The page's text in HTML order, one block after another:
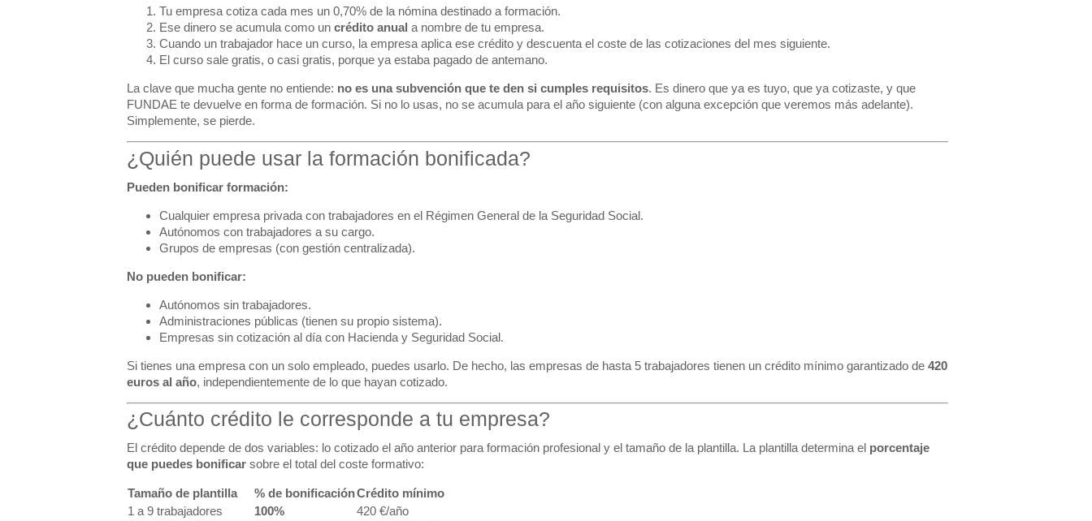
Tu empresa cotiza cada mes un 0,70% de la nómina destinado a formación.
Ese dinero se acumula como un crédito anual a nombre de tu empresa.
Cuando un trabajador hace un curso, la empresa aplica ese crédito y descuenta el coste de las cotizaciones del mes siguiente.
El curso sale gratis, o casi gratis, porque ya estaba pagado de antemano.
La clave que mucha gente no entiende: no es una subvención que te den si cumples requisitos. Es dinero que ya es tuyo, que ya cotizaste, y que
FUNDAE te devuelve en forma de formación. Si no lo usas, no se acumula para el año siguiente (con alguna excepción que veremos más adelante).
Simplemente, se pierde.
¿Quién puede usar la formación bonificada?
Pueden bonificar formación:
Cualquier empresa privada con trabajadores en el Régimen General de la Seguridad Social.
Autónomos con trabajadores a su cargo.
Grupos de empresas (con gestión centralizada).
No pueden bonificar:
Autónomos sin trabajadores.
Administraciones públicas (tienen su propio sistema).
Empresas sin cotización al día con Hacienda y Seguridad Social.
Si tienes una empresa con un solo empleado, puedes usarlo. De hecho, las empresas de hasta 5 trabajadores tienen un crédito mínimo garantizado de 420
euros al año, independientemente de lo que hayan cotizado.
¿Cuánto crédito le corresponde a tu empresa?
El crédito depende de dos variables: lo cotizado el año anterior para formación profesional y el tamaño de la plantilla. La plantilla determina el porcentaje
que puedes bonificarsobre el total del coste formativo:
Tamaño de plantilla % de bonificaciónCrédito mínimo
1 a 9 trabajadores
100%
420 €/año